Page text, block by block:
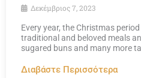
Δεκέμβριος 7, 2023
Every year, the Christmas
traditional and beloved meals
sugared buns and many more
Διαβάστε Περισσότερα